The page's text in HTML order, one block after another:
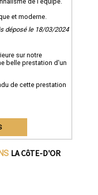
et moderne.
déposé le 18/03/2024
sur notre
belle prestation d'un
de cette prestation
LA CôTE-D'OR